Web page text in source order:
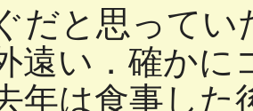
だと思って
遠い．確かに
年は食事し